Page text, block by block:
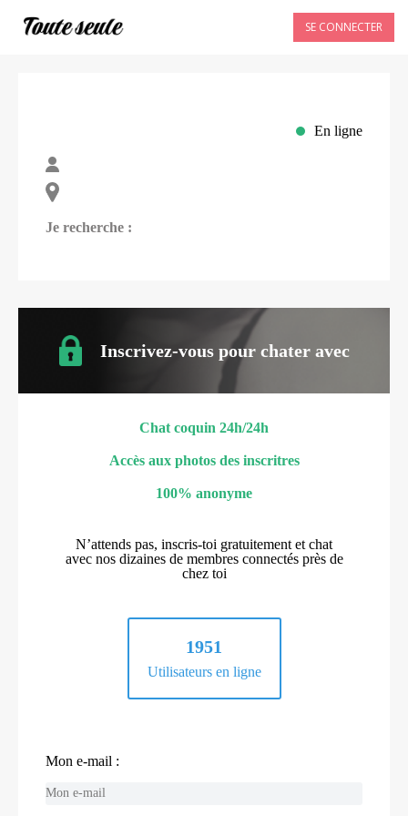
SE CONNECTER
En ligne
Je recherche :
Inscrivez-vous pour chater avec
Chat coquin 24h/24h
Accès aux photos des inscritres
100% anonyme
N’attends pas, inscris-toi gratuitement et chat
avec nos dizaines de membres connectés près de
chez toi
1951
Utilisateurs en ligne
Mon e-mail :